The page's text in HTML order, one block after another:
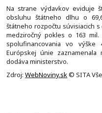
Na strane výdavkov eviduje
obsluhu štátneho dlhu o
štátneho rozpočtu súvisiacich
medziročný pokles o 163
spolufinancovania vo výške
Európskej únie
dodáva ministerstvo.
Zdroj: WebNoviny.sk© SITA